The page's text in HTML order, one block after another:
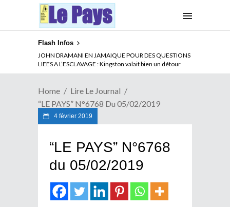
Flash Infos
JOHN DRAMANI EN JAMAIQUE POUR DES QUESTIONS
LIEES A L’ESCLAVAGE : Kingston valait bien un détour
Home
Lire Le Journal
“LE PAYS” N°6768 Du 05/02/2019
4 février 2019
“LE PAYS” N°6768
du 05/02/2019